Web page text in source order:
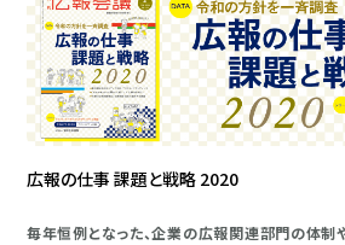
広報の仕事 課題と戦略 2020
毎年恒例となった、企業の広報関連部門の体制